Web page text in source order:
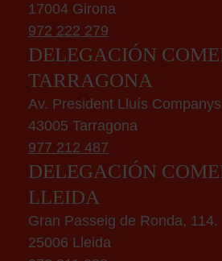
17004 Girona
972 222 279
DELEGACIÓN
TARRAGONA
Av. President Lluís
43005 Tarragona
977 212 487
DELEGACIÓN
LLEIDA
Gran Passeig de Ronda, 114.
25006 Lleida